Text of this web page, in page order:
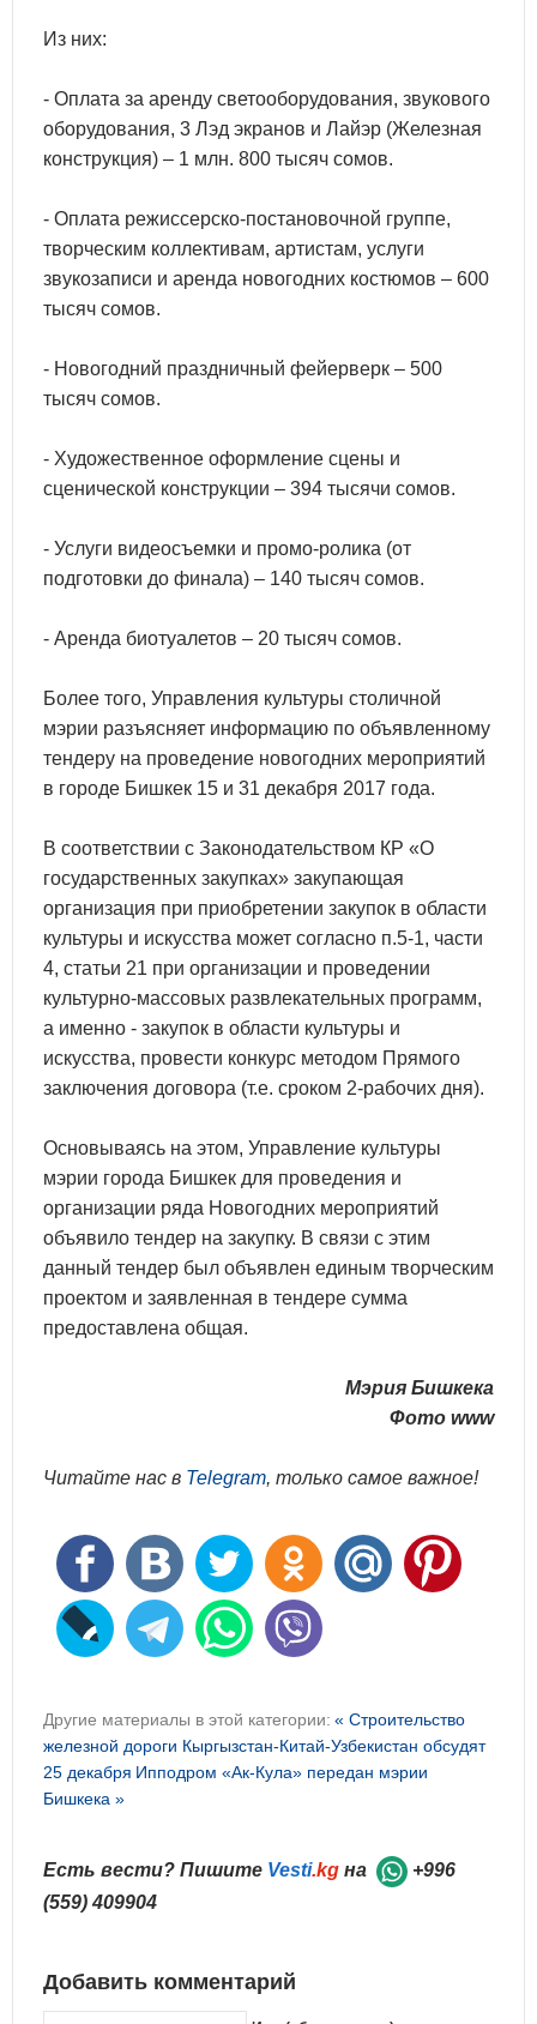
Из них:
- Оплата за аренду светооборудования, звукового
оборудования, 3 Лэд экранов и Лайэр (Железная
конструкция) – 1 млн. 800 тысяч сомов.
- Оплата режиссерско-постановочной группе,
творческим коллективам, артистам, услуги
звукозаписи и аренда новогодних костюмов – 600
тысяч сомов.
- Новогодний праздничный фейерверк – 500
тысяч сомов.
- Художественное оформление сцены и
сценической конструкции – 394 тысячи сомов.
- Услуги видеосъемки и промо-ролика (от
подготовки до финала) – 140 тысяч сомов.
- Аренда биотуалетов – 20 тысяч сомов.
Более того, Управления культуры столичной
мэрии разъясняет информацию по объявленному
тендеру на проведение новогодних мероприятий
в городе Бишкек 15 и 31 декабря 2017 года.
В соответствии с Законодательством КР «О
государственных закупках» закупающая
организация при приобретении закупок в области
культуры и искусства может согласно п.5-1, части
4, статьи 21 при организации и проведении
культурно-массовых развлекательных программ,
а именно - закупок в области культуры и
искусства, провести конкурс методом Прямого
заключения договора (т.е. сроком 2-рабочих дня).
Основываясь на этом, Управление культуры
мэрии города Бишкек для проведения и
организации ряда Новогодних мероприятий
объявило тендер на закупку. В связи с этим
данный тендер был объявлен единым творческим
проектом и заявленная в тендере сумма
предоставлена общая.
Мэрия Бишкека
Фото www
Читайте нас в Telegram, только самое важное!
Другие материалы в этой категории: « Строительство
железной дороги Кыргызстан-Китай-Узбекистан обсудят
25 декабря Ипподром «Ак-Кула» передан мэрии
Бишкека »
Есть вести? Пишите Vesti.kg на
+996
(559) 409904
Добавить комментарий